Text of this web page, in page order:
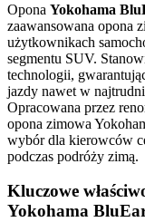
Opona Yokohama
zaawansowana opona
użytkownikach
segmentu SUV.
technologii,
jazdy nawet w
Opracowana przez
opona zimowa
wybór dla kierowców
podczas podróży zimą.
Kluczowe
Yokohama